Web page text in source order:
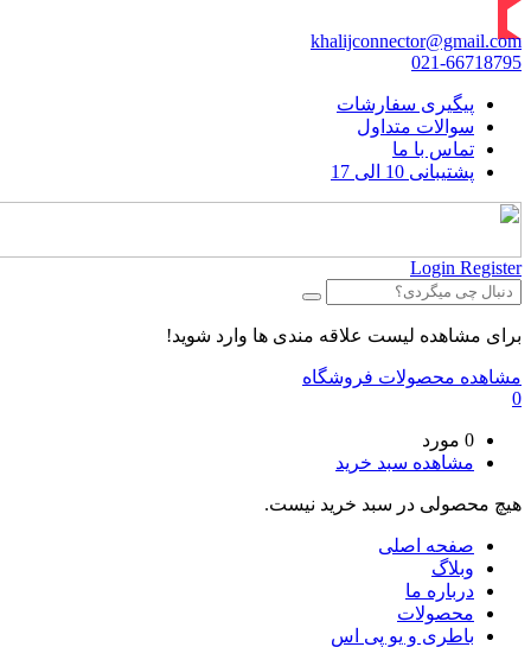
khalijconnector@gmail.com
021-66718795
پیگیری سفارشات
سوالات متداول
تماس با ما
پشتیبانی 10 الی 17
Login Register
برای مشاهده لیست علاقه مندی ها وارد شوید!
مشاهده محصولات فروشگاه
0
0 مورد
مشاهده سبد خرید
هیچ محصولی در سبد خرید نیست.
صفحه اصلی
وبلاگ
درباره ما
محصولات
باطری و یو پی اس